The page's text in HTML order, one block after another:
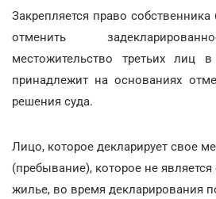
Закрепляется право
отменить задекларированное/
местожительство третьих лиц
принадлежит на основаниях
решения суда.
Лицо, которое декларирует свое
(пребывание), которое не
жилье, во время декларирования